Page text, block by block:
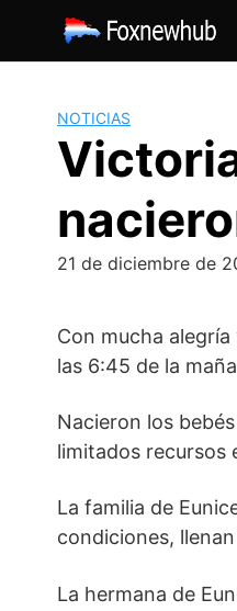
contenido
NOTICIAS
21 de diciembre de
Con mucha
las 6:45 de la
Nacieron los
limitados recursos
La familia de
condiciones,
La hermana de